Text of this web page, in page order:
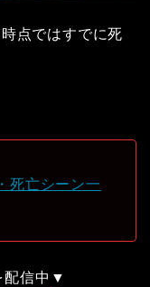
点ではすでに死
死亡シーン一
配信中▼